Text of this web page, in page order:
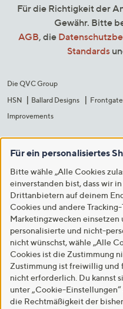
Für die Richtigkeit der
Gewähr. Bitte
AGB, die
Standards
Die QVC Group
HSN
Ballard Designs Frontgate
Improvements
Für ein personalisiertes
Bitte wähle „Alle Cookies
einverstanden bist, dass wir
Drittanbietern auf deinem
Cookies und andere
Marketingzwecken einsetzen
personalisierte und nicht-
nicht wünschst, wähle „Alle
Cookies ist die Zustimmung
Zustimmung ist freiwillig und
nicht erforderlich. Du kannst
unter „Cookie-
die Rechtmäßigkeit der